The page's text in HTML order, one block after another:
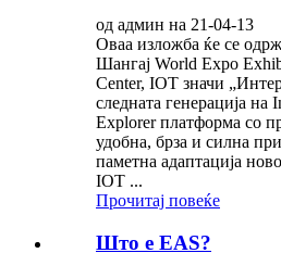
од админ на 21-04-13
Оваа изложба ќе се
Шангај World Expo
Center, IOT значи
следната генерација на
Explorer платформа со
удобна, брза и силна
паметна адаптација
IOT ...
Прочитај повеќе
Што е EAS?